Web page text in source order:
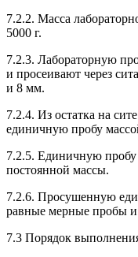
7.2.2. Масса
5000 г.
7.2.3. Лабораторную
и просеивают через
и 8 мм.
7.2.4. Из остатка на
единичную пробу
7.2.5. Единичную
постоянной массы.
7.2.6. Просушенную
равные мерные пробы
7.3 Порядок